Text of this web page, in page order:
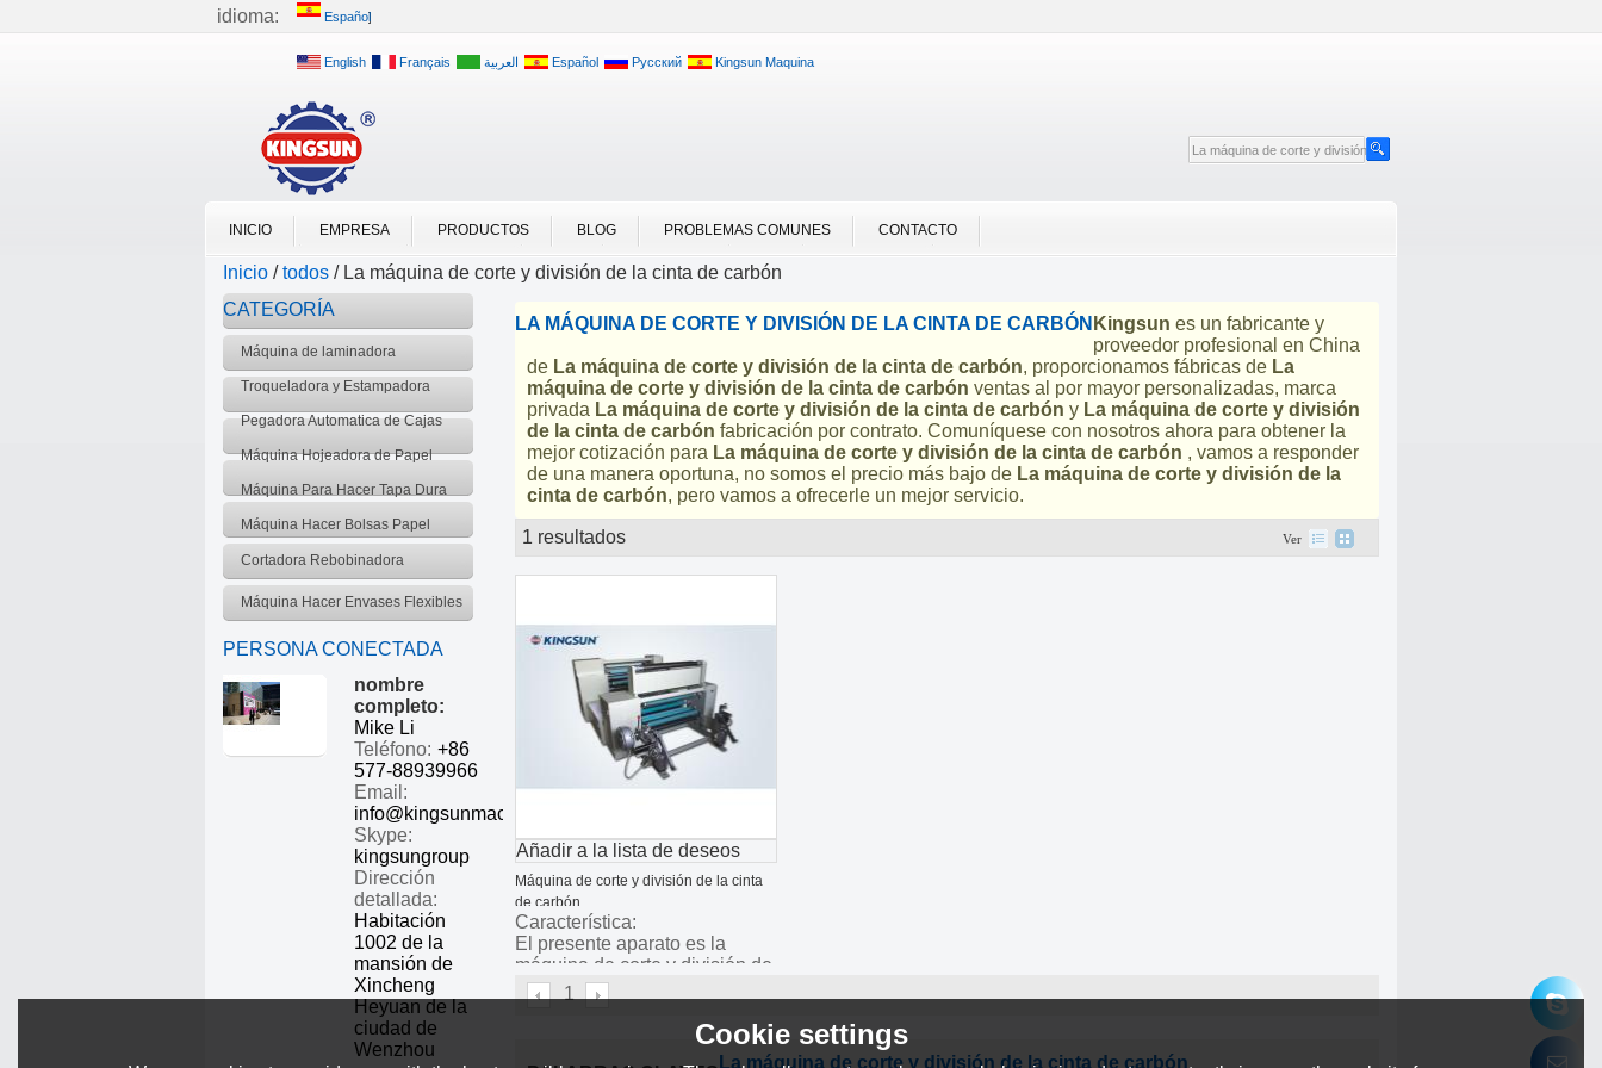
idioma: Español
English Français العربية Español Русский Kingsun Maquina
INICIO EMPRESA PRODUCTOS BLOG PROBLEMAS COMUNES CONTACTO
Inicio /todos / La máquina de corte y división de la cinta de carbón
CATEGORÍA
Máquina de laminadora
Troqueladora y Estampadora
Caliente
Pegadora Automatica de Cajas
Máquina Hojeadora de Papel
Máquina Para Hacer Tapa Dura
Máquina Hacer Bolsas Papel
Cortadora Rebobinadora
Máquina Hacer Envases Flexibles
PERSONA CONECTADA
nombre
completo:
Mike Li
Teléfono: +86
577-88939966
Email:
info@kingsunmachinery.com
Skype:
kingsungroup
Dirección
detallada:
Habitación
1002 de la
mansión de
Xincheng
Heyuan de la
ciudad de
Wenzhou
LA MÁQUINA DE CORTE Y DIVISIÓN DE LA CINTA DE CARBÓN Kingsun es un fabricante y
proveedor profesional en China
de La máquina de corte y división de la cinta de carbón, proporcionamos fábricas de La
máquina de corte y división de la cinta de carbón ventas al por mayor personalizadas, marca
privada La máquina de corte y división de la cinta de carbón y La máquina de corte y división
de la cinta de carbón fabricación por contrato. Comuníquese con nosotros ahora para obtener la
mejor cotización para La máquina de corte y división de la cinta de carbón , vamos a responder
de una manera oportuna, no somos el precio más bajo de La máquina de corte y división de la
cinta de carbón, pero vamos a ofrecerle un mejor servicio.
1 resultados Ver
Añadir a la lista de deseos
Máquina de corte y división de la cinta
de carbón
Característica:
El presente aparato es la
máquina de corte y división de
la cinta de carbon más...
1
La máquina de corte y división de la cinta de carbón
Cookie settings